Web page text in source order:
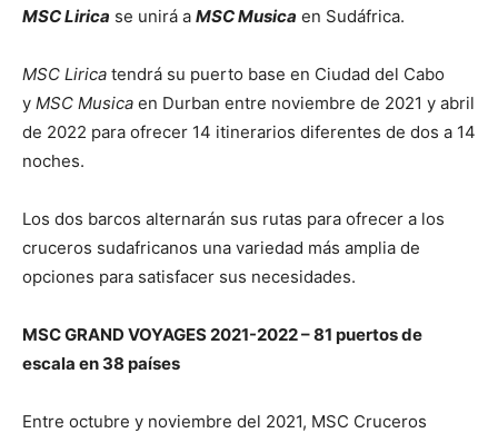
MSC Lirica se unirá a MSC Musica en Sudáfrica.
MSC Lirica tendrá su puerto base en Ciudad del Cabo
y MSC Musica en Durban entre noviembre de 2021 y abril
de 2022 para ofrecer 14 itinerarios diferentes de dos a 14
noches.
Los dos barcos alternarán sus rutas para ofrecer a los
cruceros sudafricanos una variedad más amplia de
opciones para satisfacer sus necesidades.
MSC GRAND VOYAGES 2021-2022 – 81 puertos de
escala en 38 países
Entre octubre y noviembre del 2021, MSC Cruceros